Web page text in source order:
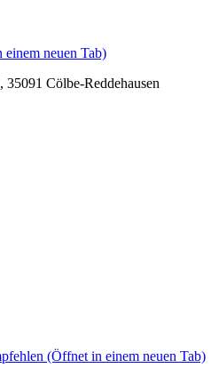
neuen Tab)
35091 Cölbe-Reddehausen
(Öffnet in einem neuen Tab)